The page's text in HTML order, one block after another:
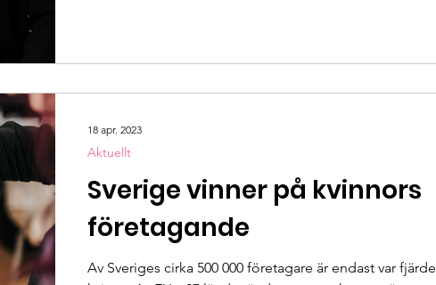
Sverige vinner på kvinnors
företagande
Av Sveriges cirka 500 000 företagare är endast var fjärde
Aktuellt
18 apr. 2023